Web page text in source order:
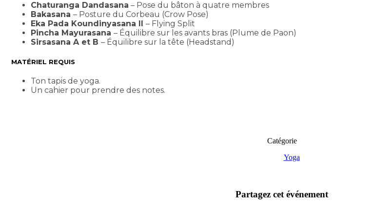
Chaturanga Dandasana – Pose du bâton à quatre membres
Bakasana – Posture du Corbeau (Crow Pose)
Eka Pada Koundinyasana II – Flying Split
Pincha Mayurasana – Équilibre sur les avants bras (Plume de Paon)
Sirsasana A et B – Équilibre sur la tête (Headstand)
MATÉRIEL REQUIS
Ton tapis de yoga.
Un cahier pour prendre des notes.
Catégorie
Yoga
Partagez cet événement